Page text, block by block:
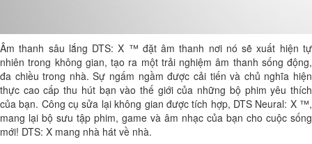
Âm thanh sâu lắng DTS: X ™ đặt âm thanh nơi nó sẽ xuất hiện tự
nhiên trong không gian, tạo ra một trải nghiệm âm thanh sống động,
đa chiều trong nhà. Sự ngấm ngầm được cải tiến và chủ nghĩa hiện
thực cao cấp thu hút bạn vào thế giới của những bộ phim yêu thích
của bạn. Công cụ sửa lại không gian được tích hợp, DTS Neural: X ™,
mang lại bộ sưu tập phim, game và âm nhạc của bạn cho cuộc sống
mới! DTS: X mang nhà hát về nhà.